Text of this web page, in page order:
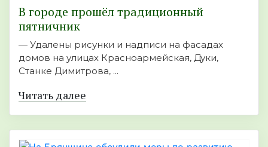
В городе прошёл традиционный
пятничник
— Удалены рисунки и надписи на фасадах
домов на улицах Красноармейская, Дуки,
Станке Димитрова, ...
Читать далее